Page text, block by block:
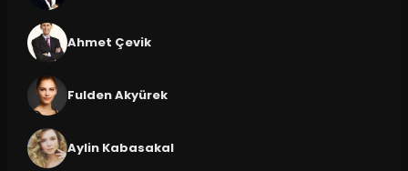
Ahmet Çevik
Fulden Akyürek
Aylin Kabasakal